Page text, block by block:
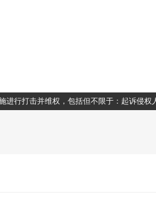
并维权，包括但不限于：起诉侵权人，